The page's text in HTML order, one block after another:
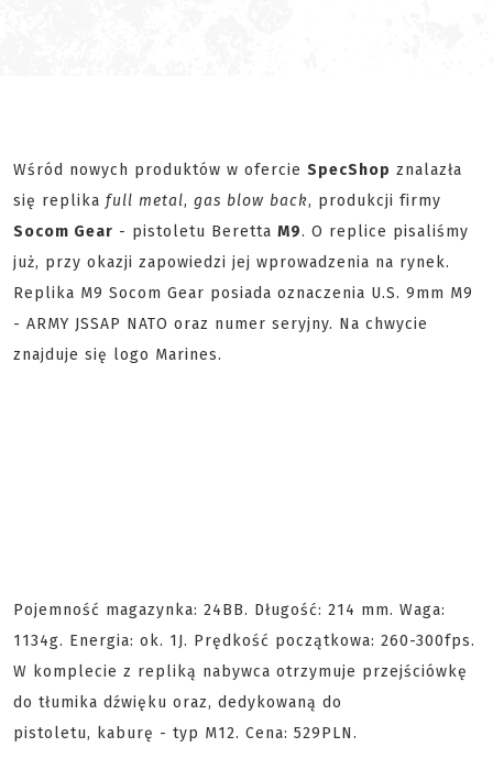
Wśród nowych produktów w ofercie SpecShop znalazła
się replika full metal, gas blow back, produkcji firmy
Socom Gear - pistoletu Beretta M9. O replice pisaliśmy
już, przy okazji zapowiedzi jej wprowadzenia na rynek.
Replika M9 Socom Gear posiada oznaczenia U.S. 9mm M9
- ARMY JSSAP NATO oraz numer seryjny. Na chwycie
znajduje się logo Marines.
Pojemność magazynka: 24BB. Długość: 214 mm. Waga:
1134g. Energia: ok. 1J. Prędkość początkowa: 260-300fps.
W komplecie z repliką nabywca otrzymuje przejściówkę
do tłumika dźwięku oraz, dedykowaną do
pistoletu, kaburę - typ M12. Cena: 529PLN.